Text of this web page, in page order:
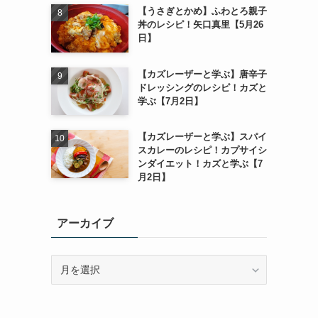
【うさぎとかめ】ふわとろ親子
丼のレシピ！矢口真里【5月26
日】
【カズレーザーと学ぶ】唐辛子
ドレッシングのレシピ！カズと
学ぶ【7月2日】
【カズレーザーと学ぶ】スパイ
スカレーのレシピ！カプサイシ
ンダイエット！カズと学ぶ【7
月2日】
アーカイブ